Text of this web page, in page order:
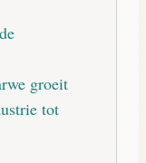
groeit
tot